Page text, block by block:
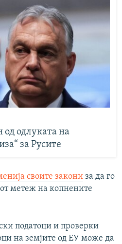
од одлуката на
за Русите
своите закони за да го
метеж на копнените
податоци и проверки
на земјите од ЕУ може да